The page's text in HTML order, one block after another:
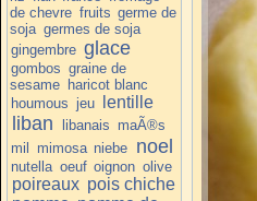
de chevre fruits germe de
soja germes de soja
gingembre glace
gombos graine de
sesame haricot blanc
houmous jeu lentille
liban libanais maÃ®s
mil mimosa niebe noel
nutella oeuf oignon olive
poireaux pois chiche